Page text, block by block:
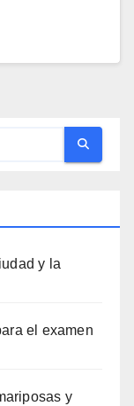
y la
el examen
y